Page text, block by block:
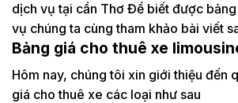
dịch vụ tại cần Thơ Để biết được
vụ chúng ta cùng tham khảo bài viết
Bảng giá cho thuê xe
Hôm nay, chúng tôi xin giới thiệu đến
giá cho thuê xe các loại như sau